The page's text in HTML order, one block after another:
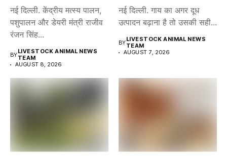
नई दिल्ली. केंद्रीय मत्स्य पालन,
पशुपालन और डेयरी मंत्री राजीव
रंजन सिंह...
BYLIVESTOCK ANIMAL NEWS
TEAM
AUGUST 8, 2026
नई दिल्ली. गाय का अगर दूध
उत्पादन बढ़ाना है तो उसकी सही...
BYLIVESTOCK ANIMAL NEWS
TEAM
AUGUST 7, 2026